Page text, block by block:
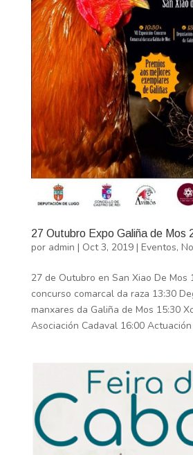
27 Outubro Expo Galiña de Mos
por admin | Oct 3, 2019| Eventos,
27 de Outubro en San Xiao De Mos
concurso comarcal da raza 13:30
manxares da Galiña de Mos 15:30
Asociación Cadaval 16:00